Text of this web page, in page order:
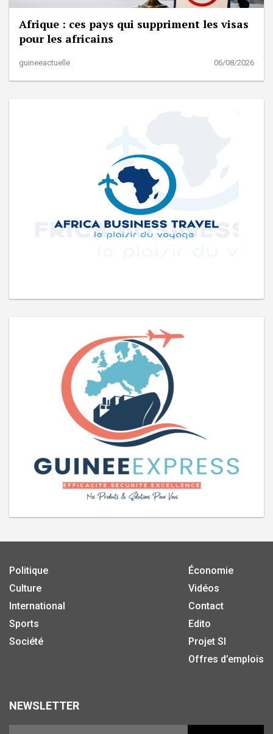
Afrique : ces pays qui suppriment les visas
pour les africains
guineeactuelle 06/08/2026
Politique
Culture
International
Sports
Société
Économie
Vidéos
Contact
Edito
Projet SI
Offres d’emplois
NEWSLETTER